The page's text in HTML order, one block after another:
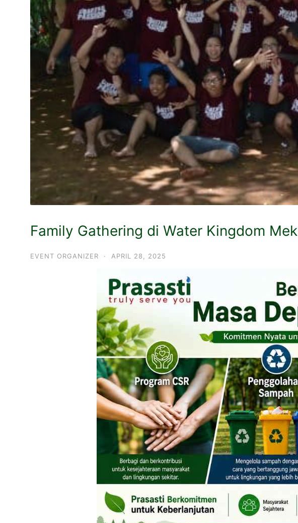
Family Gathering di Water Kingdom
EVENT ORGANIZER · APRIL 28, 2025